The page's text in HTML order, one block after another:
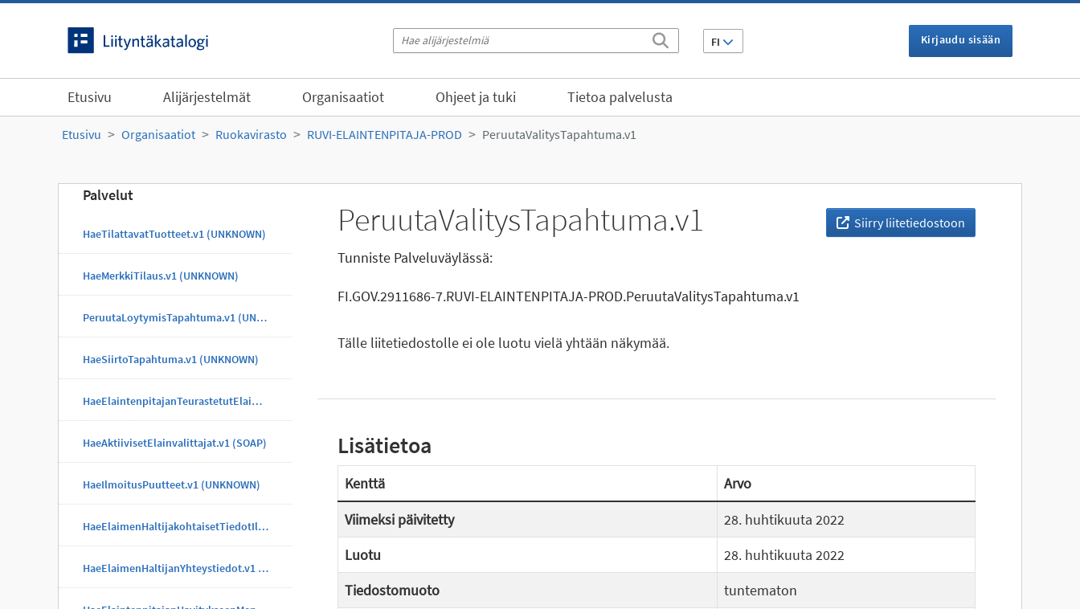
FI Kirjaudu sisään
Etusivu Alijärjestelmät Organisaatiot Ohjeet ja tuki Tietoa palvelusta
Etusivu Organisaatiot Ruokavirasto RUVI-ELAINTENPITAJA-PROD PeruutaValitysTapahtuma.v1
Palvelut
HaeTilattavatTuotteet.v1 (UNKNOWN)
HaeMerkkiTilaus.v1 (UNKNOWN)
PeruutaLoytymisTapahtuma.v1 (UNKNOWN)
HaeSiirtoTapahtuma.v1 (UNKNOWN)
HaeElaintenpitajanTeurastetutElaimet.v1 (UNKNOWN)
HaeAktiivisetElainvalittajat.v1 (SOAP)
HaeIlmoitusPuutteet.v1 (UNKNOWN)
HaeElaimenHaltijakohtaisetTiedotIlmoitus.v1 (UNKNOWN)
HaeElaimenHaltijanYhteystiedot.v1 (UNKNOWN)
Siirry liitetiedostoon
PeruutaValitysTapahtuma.v1
Tunniste Palveluväylässä:
FI.GOV.2911686-7.RUVI-ELAINTENPITAJA-PROD.PeruutaValitysTapahtuma.v1
Tälle liitetiedostolle ei ole luotu vielä yhtään näkymää.
Lisätietoa
Kenttä
Arvo
Viimeksi päivitetty
28. huhtikuuta 2022
Luotu
28. huhtikuuta 2022
Tiedostomuoto
tuntematon